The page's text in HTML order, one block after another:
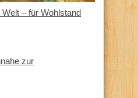
– für Wohlstand
zur